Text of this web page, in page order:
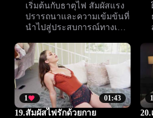
เริ่มต้นกับธาตุไฟ สัมผัสแรง
ปรารถนาและความเข้มข้นที่
นำไปสู่ประสบการณ์ทางเพศ
นี้ชวนสำรวจและจุดประกาย
พลังรักในตัวคุณ
01:43
1
19.สัมผัสไฟรักด้วยกาย
1
20.